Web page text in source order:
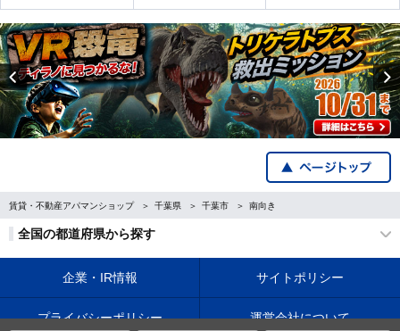
Previous
賃貸・不動産アパマンショップ 千葉県 千葉市 南向き
全国の都道府県から探す
企業・IR情報 サイトポリシー
プライバシーポリシー 運営会社について